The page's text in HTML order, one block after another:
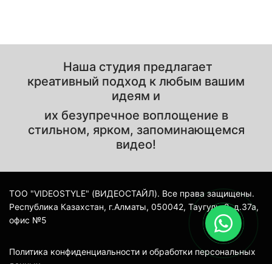
Наша студия предлагает
креативный подход к любым вашим
идеям и
их безупречное воплощение в
стильном, ярком, запоминающемся
видео!
ТОО "VIDEOSTYLE" (ВИДЕОСТАЙЛ). Все права защищены.
Республика Казахстан, г.Алматы, 050042, Таугуль-2, д.37а,
офис №5
Политика конфиденциальности и обработки персональных